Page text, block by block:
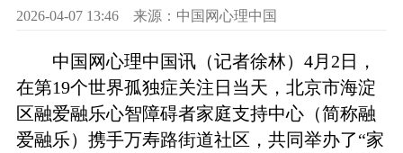
2026-04-07 13:46 来源：中国网心理中国
中国网心理中国讯（记者徐林）4月2日，
在第19个世界孤独症关注日当天，北京市海淀
区融爱融乐心智障碍者家庭支持中心（简称融
爱融乐）携手万寿路街道社区，共同举办了“家